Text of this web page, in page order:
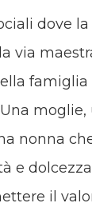
dove
via
famiglia
moglie,
nonna
e
il